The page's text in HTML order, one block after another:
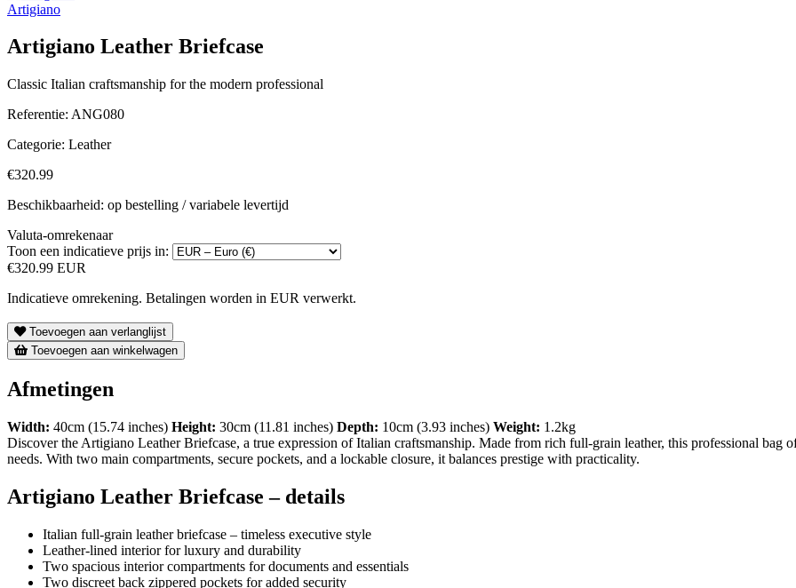
Artigiano
Artigiano Leather Briefcase
Classic Italian craftsmanship for the modern professional
Referentie: ANG080
Categorie: Leather
€320.99
Beschikbaarheid: op bestelling / variabele levertijd
Valuta-omrekenaar
Toon een indicatieve prijs in:
€320.99 EUR
Indicatieve omrekening. Betalingen worden in EUR verwerkt.
Toevoegen aan verlanglijst
Toevoegen aan winkelwagen
Afmetingen
Width: 40cm (15.74 inches) Height: 30cm (11.81 inches) Depth: 10cm (3.93 inches) Weight: 1.2kg
Discover the Artigiano Leather Briefcase, a true expression of Italian craftsmanship. Made from rich full-grain leather, this professional bag
needs. With two main compartments, secure pockets, and a lockable closure, it balances prestige with practicality.
Artigiano Leather Briefcase – details
Italian full-grain leather briefcase – timeless executive style
Leather-lined interior for luxury and durability
Two spacious interior compartments for documents and essentials
Two discreet back zippered pockets for added security